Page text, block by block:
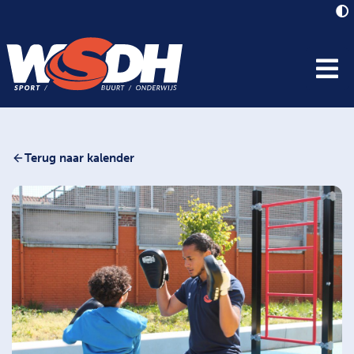
Terug naar kalender